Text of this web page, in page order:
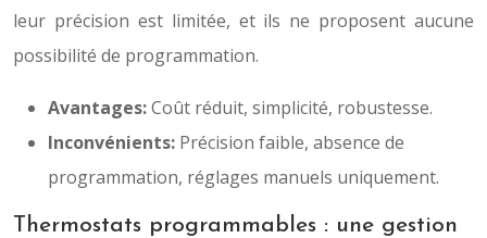
leur précision est limitée, et ils ne proposent aucune
possibilité de programmation.
Avantages:Coût réduit, simplicité, robustesse.
Inconvénients: Précision faible, absence de
programmation, réglages manuels uniquement.
Thermostats programmables : une gestion